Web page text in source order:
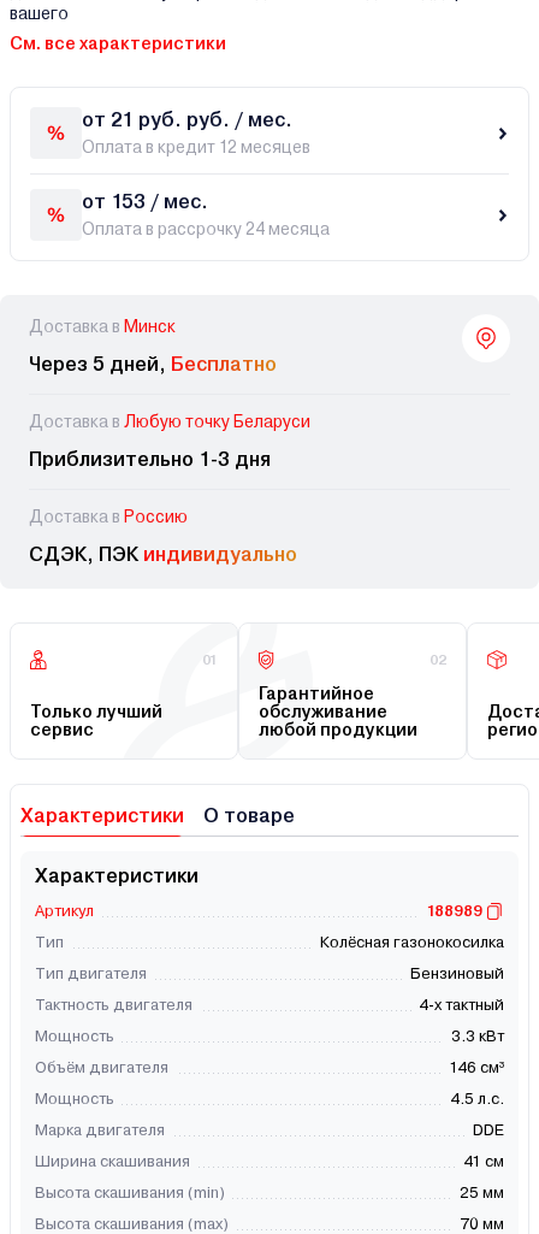
вашего
См. все характеристики
от 21 руб. руб. / мес.
Оплата в кредит 12 месяцев
от 153 / мес.
Оплата в рассрочку 24 месяца
Доставка в Минск
Через 5 дней, Бесплатно
Доставка в Любую точку Беларуси
Приблизительно 1-3 дня
Доставка в Россию
СДЭК, ПЭК индивидуально
01
Только лучший
сервис
02
Гарантийное
обслуживание
любой продукции
Характеристики О товаре
Характеристики
Артикул
188989
Тип
Колёсная газонокосилка
Тип двигателя
Бензиновый
Тактность двигателя
4-х тактный
Мощность
3.3 кВт
Объём двигателя
146 см³
Мощность
4.5 л.с.
Марка двигателя
DDE
Ширина скашивания
41 см
Высота скашивания (min)
25 мм
Высота скашивания (max)
70 мм